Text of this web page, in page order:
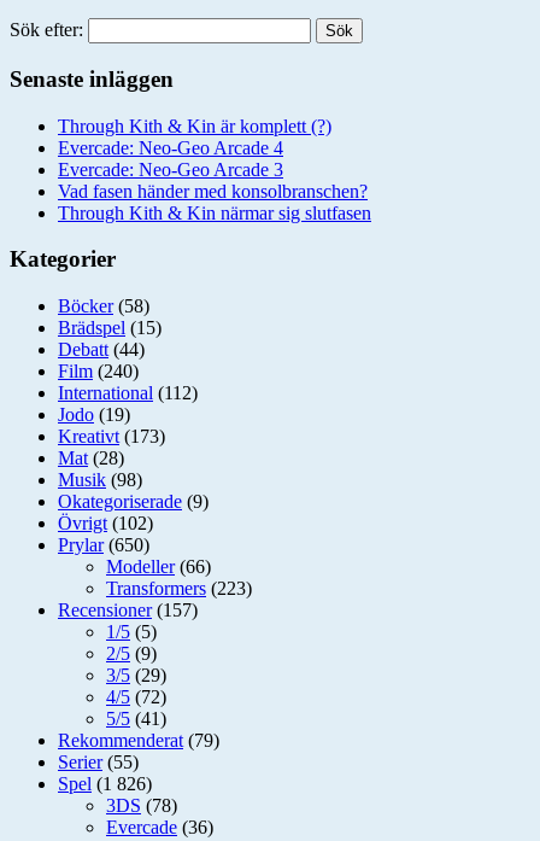
Sök efter:
Senaste inläggen
Through Kith & Kin är komplett (?)
Evercade: Neo-Geo Arcade 4
Evercade: Neo-Geo Arcade 3
Vad fasen händer med konsolbranschen?
Through Kith & Kin närmar sig slutfasen
Kategorier
Böcker(58)
Brädspel (15)
Debatt (44)
Film (240)
International (112)
Jodo (19)
Kreativt (173)
Mat (28)
Musik (98)
Okategoriserade (9)
Övrigt (102)
Prylar(650)
Modeller(66)
Transformers (223)
Recensioner(157)
1/5 (5)
2/5 (9)
3/5 (29)
4/5 (72)
5/5 (41)
Rekommenderat (79)
Serier(55)
Spel (1 826)
3DS (78)
Evercade (36)